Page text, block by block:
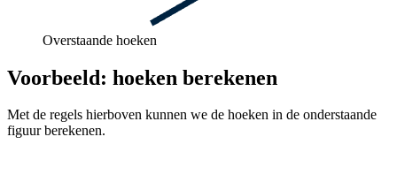
Overstaande hoeken
Voorbeeld: hoeken berekenen
Met de regels hierboven kunnen we de hoeken in de onderstaande
figuur berekenen.